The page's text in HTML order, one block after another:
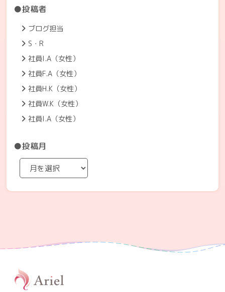
●投稿者
ブログ担当
S・R
社員I.A（女性）
社員F.A（女性）
社員H.K（女性）
社員W.K（女性）
社員I.A（女性）
●投稿月